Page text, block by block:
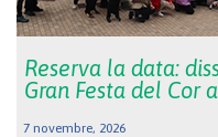
Reserva la data:
Gran Festa del Cor
7 novembre, 2026